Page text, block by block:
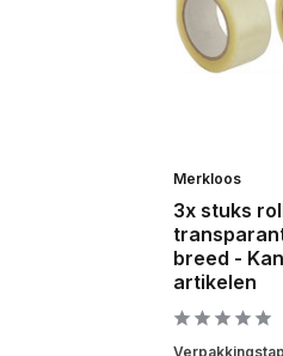
Merkloos
3x stuks
breed -
artikelen